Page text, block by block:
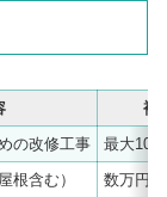
補
の改修工事
最大100
根含む）
数万円